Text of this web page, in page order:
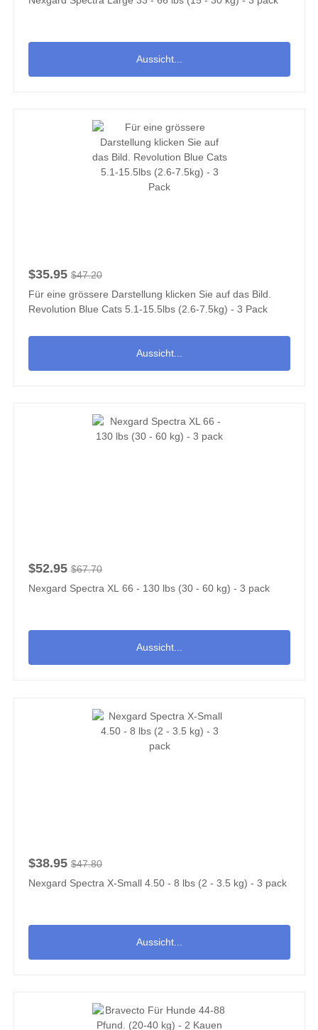
Aussicht...
$35.95 $47.20
Für eine grössere Darstellung klicken Sie auf das Bild.
Revolution Blue Cats 5.1-15.5lbs (2.6-7.5kg) - 3 Pack
Aussicht...
$52.95 $67.70
Nexgard Spectra XL 66 - 130 lbs (30 - 60 kg) - 3 pack
Aussicht...
$38.95 $47.80
Nexgard Spectra X-Small 4.50 - 8 lbs (2 - 3.5 kg) - 3 pack
Aussicht...